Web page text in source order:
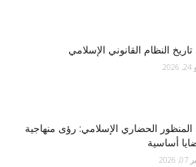
النظام القانوني الإسلامي
الحضاري الإسلامي: رؤى منهاجية
أساسية